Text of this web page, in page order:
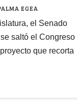
EGEA
el Senado
saltó el Congreso
que recorta